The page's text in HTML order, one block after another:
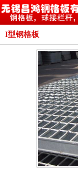
I型钢格板